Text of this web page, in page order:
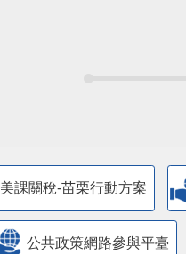
美課關稅-苗栗行動方案
公共政策網路參與平臺